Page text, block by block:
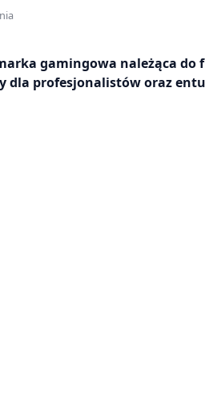
gamingowa należąca do
dla profesjonalistów oraz